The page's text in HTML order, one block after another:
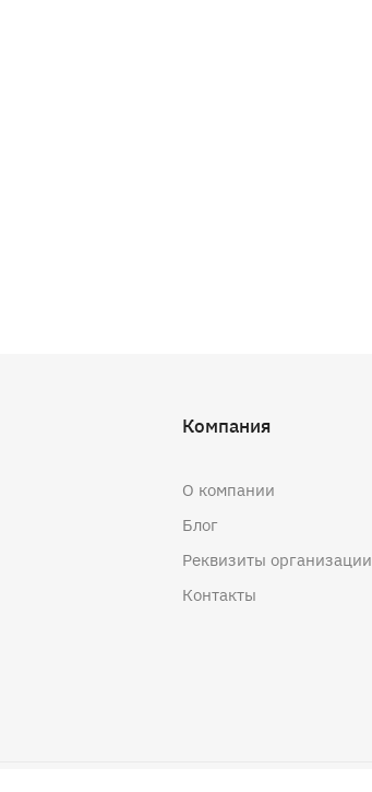
Компания
О компании
Блог
Реквизиты организации
Контакты